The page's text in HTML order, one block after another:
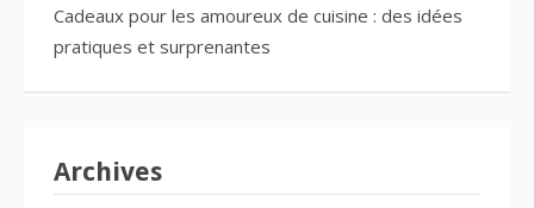
Cadeaux pour les amoureux de cuisine : des idées
pratiques et surprenantes
Archives